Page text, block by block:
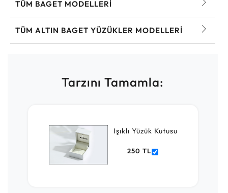
TÜM BAGET MODELLERI
TÜM ALTIN BAGET YÜZÜKLER MODELLERI
Tarzını Tamamla:
Işıklı Yüzük Kutusu
250 TL